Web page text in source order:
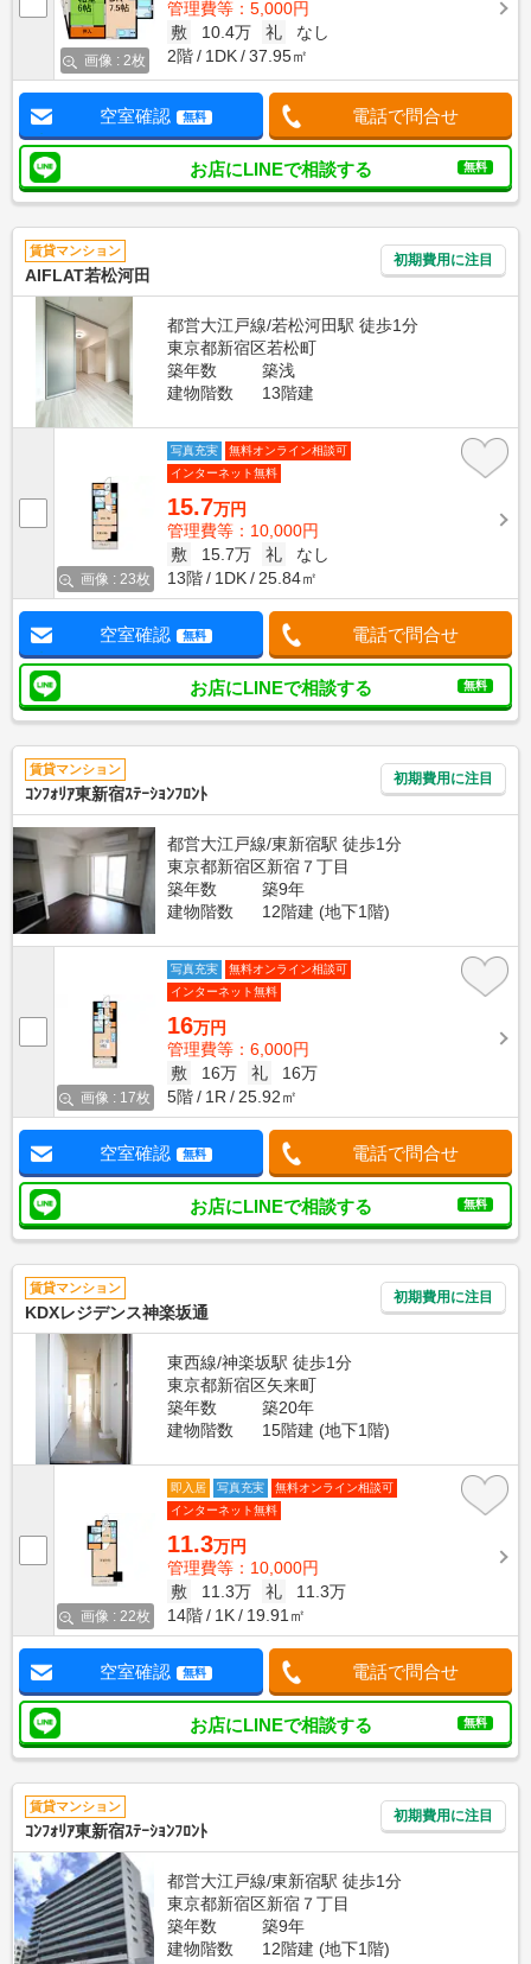
画像 : 2枚
管理費等：5,000円
敷
10.4万 礼
なし
2階
1DK 37.95㎡
空室確認 無料 電話で問合せ
お店にLINEで相談する 無料
賃貸マンション
AIFLAT若松河田
初期費用に注目
都営大江戸線/若松河田駅 徒歩1分
東京都新宿区若松町
築年数
築浅
建物階数
13階建
画像 : 23枚
写真充実
無料オンライン相談可
インターネット無料
15.7万円
管理費等：10,000円
敷
15.7万 礼
なし
13階
1DK 25.84㎡
空室確認 無料 電話で問合せ
お店にLINEで相談する 無料
賃貸マンション
ｺﾝﾌｫﾘｱ東新宿ｽﾃｰｼｮﾝﾌﾛﾝﾄ
初期費用に注目
都営大江戸線/東新宿駅 徒歩1分
東京都新宿区新宿７丁目
築年数
築9年
建物階数
12階建 (地下1階)
画像 : 17枚
写真充実
無料オンライン相談可
インターネット無料
16万円
管理費等：6,000円
敷
16万 礼
16万
5階
1R 25.92㎡
空室確認 無料 電話で問合せ
お店にLINEで相談する 無料
賃貸マンション
KDXレジデンス神楽坂通
初期費用に注目
東西線/神楽坂駅 徒歩1分
東京都新宿区矢来町
築年数
築20年
建物階数
15階建 (地下1階)
画像 : 22枚
即入居 写真充実
無料オンライン相談可
インターネット無料
11.3万円
管理費等：10,000円
敷
11.3万 礼
11.3万
14階
1K 19.91㎡
空室確認 無料 電話で問合せ
お店にLINEで相談する 無料
賃貸マンション
ｺﾝﾌｫﾘｱ東新宿ｽﾃｰｼｮﾝﾌﾛﾝﾄ
初期費用に注目
都営大江戸線/東新宿駅 徒歩1分
東京都新宿区新宿７丁目
築年数
築9年
建物階数
12階建 (地下1階)